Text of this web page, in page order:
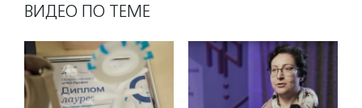
ВИДЕО ПО ТЕМЕ